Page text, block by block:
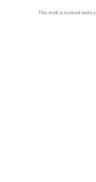
This work is licensed under a